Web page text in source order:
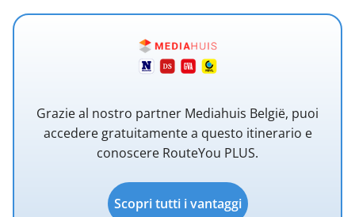
Grazie al nostro partner Mediahuis België, puoi
accedere gratuitamente a questo itinerario e
conoscere RouteYou PLUS.
Scopri tutti i vantaggi